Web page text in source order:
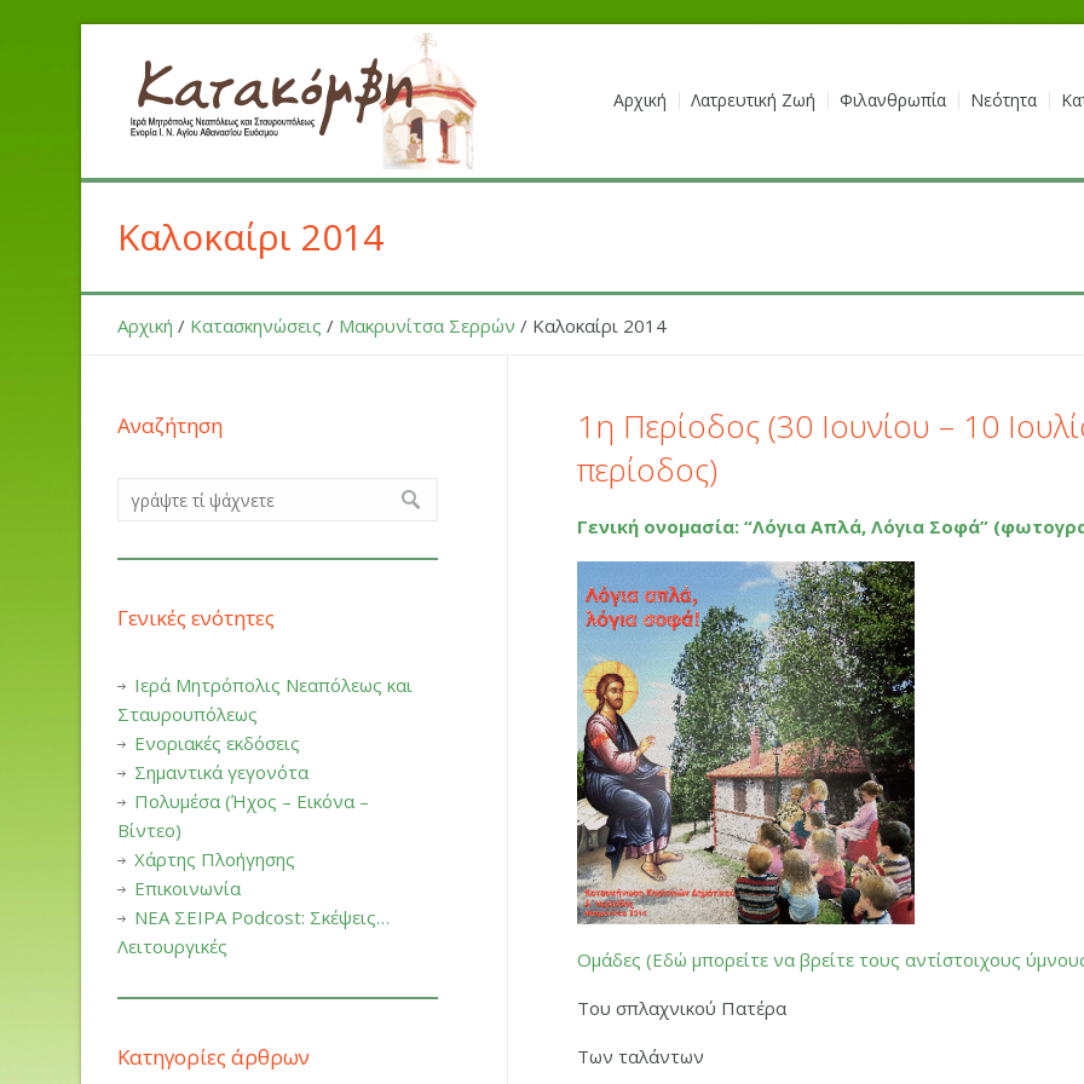
Αρχική Λατρευτική Ζωή Φιλανθρωπία Νεότητα
Καλοκαίρι 2014
Αρχική / Κατασκηνώσεις / Μακρυνίτσα Σερρών / Καλοκαίρι 2014
1η Περίοδος (30 Ιουνίου – 10
περίοδος)
Γενική ονομασία: “Λόγια Απλά, Λόγια Σοφά”
Ομάδες (Εδώ μπορείτε να βρείτε τους αντίστοιχους
Του σπλαχνικού Πατέρα
Των ταλάντων
Αναζήτηση
Γενικές ενότητες
Ιερά Μητρόπολις Νεαπόλεως και
Σταυρουπόλεως
Ενοριακές εκδόσεις
Σημαντικά γεγονότα
Πολυμέσα (Ήχος – Εικόνα –
Βίντεο)
Χάρτης Πλοήγησης
Επικοινωνία
ΝΕΑ ΣΕΙΡΑ Podcost: Σκέψεις…
Λειτουργικές
Κατηγορίες άρθρων